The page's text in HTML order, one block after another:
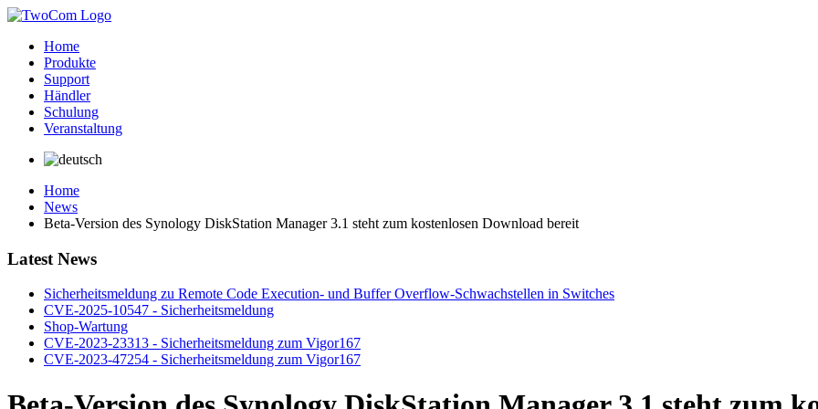
Home
Produkte
Support
Händler
Schulung
Veranstaltung
Home
News
Beta-Version des Synology DiskStation Manager 3.1 steht zum kostenlosen Download bereit
Latest News
Sicherheitsmeldung zu Remote Code Execution- und Buffer Overflow-Schwachstellen in Switches
CVE-2025-10547 - Sicherheitsmeldung
Shop-Wartung
CVE-2023-23313 - Sicherheitsmeldung zum Vigor167
CVE-2023-47254 - Sicherheitsmeldung zum Vigor167